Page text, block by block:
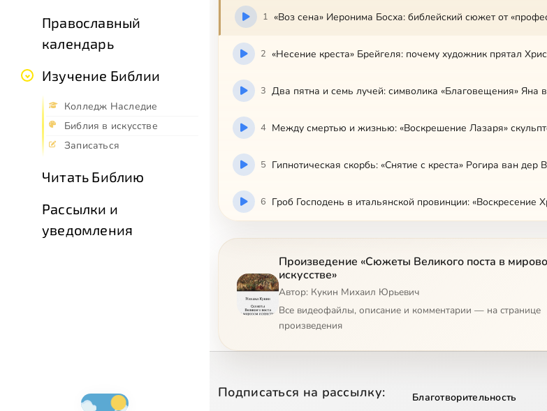
Православный
календарь
Изучение Библии
Колледж Наследие
Библия в искусстве
Записаться
Читать Библию
Рассылки и
уведомления
1 «Воз сена» Иеронима Босха: библейский сюжет от
2 «Несение креста» Брейгеля: почему художник прятал
3 Два пятна и семь лучей: символика «Благовещения» Яна
4 Между смертью и жизнью: «Воскрешение Лазаря»
5 Гипнотическая скорбь: «Снятие с креста» Рогира ван дер
6 Гроб Господень в итальянской провинции: «Воскресение
Произведение «Сюжеты Великого поста в
искусстве»
Автор: Кукин Михаил Юрьевич
Все видеофайлы, описание и комментарии — на странице
произведения
Подписаться на рассылку: Благотворительность